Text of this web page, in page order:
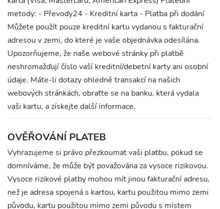
metody: - Převody24 - Kreditní karta - Platba při dodání
Můžete použít pouze kreditní kartu vydanou s fakturační
adresou v zemi, do které je vaše objednávka odesílána.
Upozorňujeme, že naše webové stránky při platbě
neshromažďují číslo vaší kreditní/debetní karty ani osobní
údaje. Máte-li dotazy ohledně transakcí na našich
webových stránkách, obraťte se na banku, která vydala
vaši kartu, a získejte další informace.
OVĚŘOVÁNÍ PLATEB
Vyhrazujeme si právo přezkoumat vaši platbu, pokud se
domníváme, že může být považována za vysoce rizikovou.
Vysoce rizikové platby mohou mít jinou fakturační adresu,
než je adresa spojená s kartou, kartu použitou mimo zemi
původu, kartu použitou mimo zemi původu s místem